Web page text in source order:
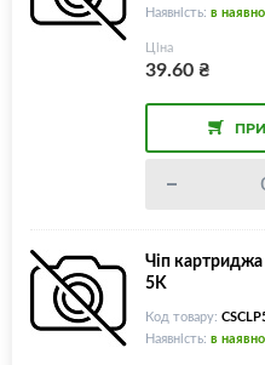
Наявність: в
Ціна
39.60₴
Чіп
5K
Код товару:
Наявність: в